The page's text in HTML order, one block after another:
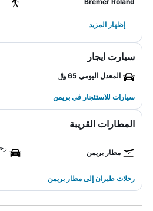
إظهار المزيد
سيارت ايجار
المعدل اليومي 65 ﷼
سيارات للاستئجار في بريمن
المطارات القريبة
مطار بريمن
رحلات طيران إلى مطار بريمن